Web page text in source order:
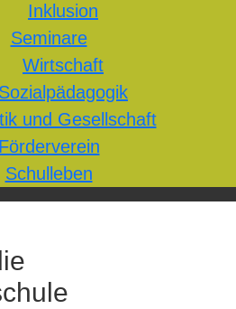
Inklusion
Seminare
Wirtschaft
Sozialpädagogik
und Gesellschaft
Förderverein
Schulleben